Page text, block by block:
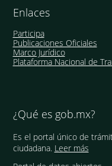
Enlaces
Participa
Publicaciones Oficiales
Marco Jurídico
Plataforma Nacional de
¿Qué es gob.mx?
Es el portal único de
ciudadana. Leer más